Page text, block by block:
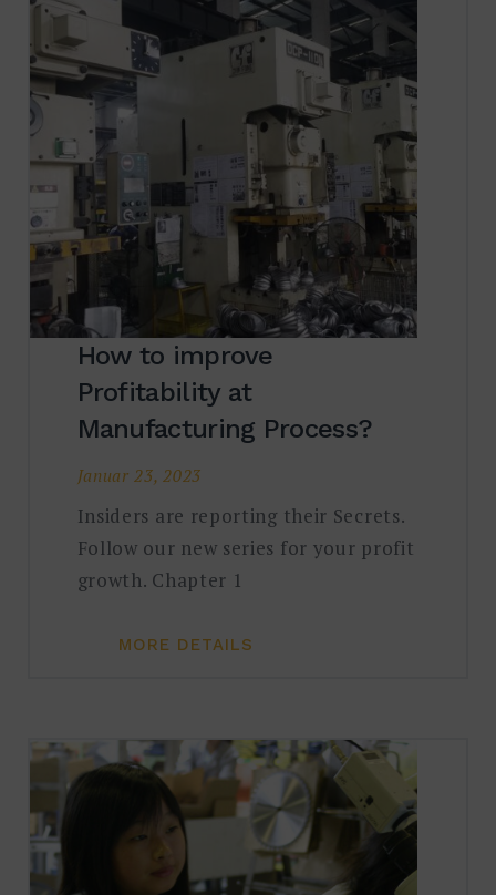
How to improve
Profitability at
Manufacturing Process?
Januar 23, 2023
Insiders are reporting their Secrets.
Follow our new series for your profit
growth. Chapter 1
MORE DETAILS